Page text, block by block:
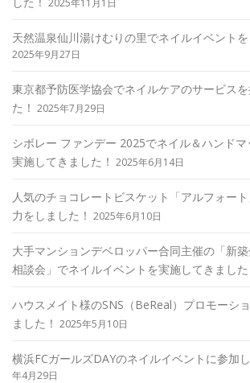
2025年11月1日
天然温泉仙川湯けむりの里でネイルイベントを
2025年9月27日
東京都予防医学協会でネイルケアのサービス
た！ 2025年7月29日
シボレー ファンデー 2025でネイル＆ハンド
実施してきました！ 2025年6月14日
人気のチョコレートビスケット「アルフォー
力をしました！ 2025年6月10日
大手マンションデベロッパー合同主催の「新
相談会」でネイルイベントを実施してきました
ハウスメイト様のSNS（BeReal）プロモーシ
ました！ 2025年5月10日
横浜FCガールズDAYのネイルイベントに参加
年4月29日